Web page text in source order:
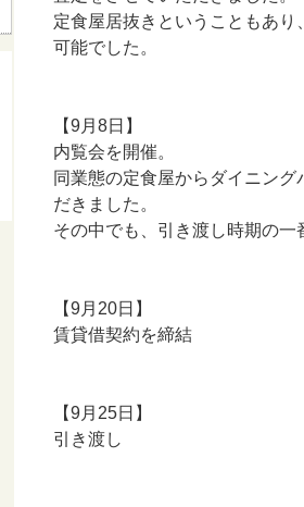
定食屋居抜きということもあ
可能でした。
【9月8日】
内覧会を開催。
同業態の定食屋からダイニン
だきました。
その中でも、引き渡し時期の
【9月20日】
賃貸借契約を締結
【9月25日】
引き渡し